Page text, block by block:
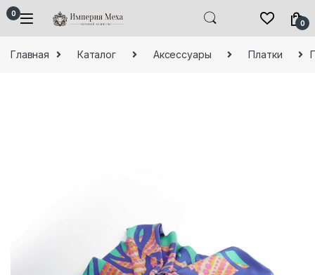
Skip to navigation
Skip to content
0
0
Главная Каталог Аксессуары Платки